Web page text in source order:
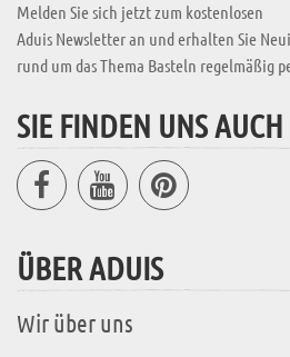
Melden Sie sich jetzt zum kostenlosen
Aduis Newsletter an und erhalten Sie
rund um das Thema Basteln regelmäßig
SIE FINDEN UNS
ÜBER ADUIS
Wir über uns